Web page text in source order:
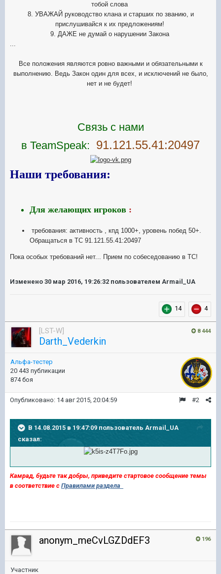
тобой слова
8. УВАЖАЙ руководство клана и старших по званию, и
прислушивайся к их предложениям!
9. ДАЖЕ не думай о нарушении Закона
...
Все положения являются ровно важными и обязательными к
выполнению. Ведь Закон один для всех, и исключений не было,
нет и не будет!
Связь с нами
в TeamSpeak: 91.121.55.41:20497
Наши требования:
Для желающих игроков :
требования: активность , кпд 1000+, уровень побед 50+.
Обращаться в ТС 91.121.55.41:20497
Пока особых требований нет... Прием по собеседованию в ТС!
Изменено 30 мар 2016, 19:26:32 пользователем Armail_UA
14 4
8 444
[LST-W]
Darth_Vederkin
Альфа-тестер
20 443 публикации
874 боя
#2
Опубликовано: 14 авг 2015, 20:04:59
В 14.08.2015 в 19:47:09 пользователь Armail_UA
сказал:
Камрад, будьте так добры, приведите стартовое сообщение темы
в соответствие с Правилами раздела
196
anonym_meCvLGZDdEF3
Участник